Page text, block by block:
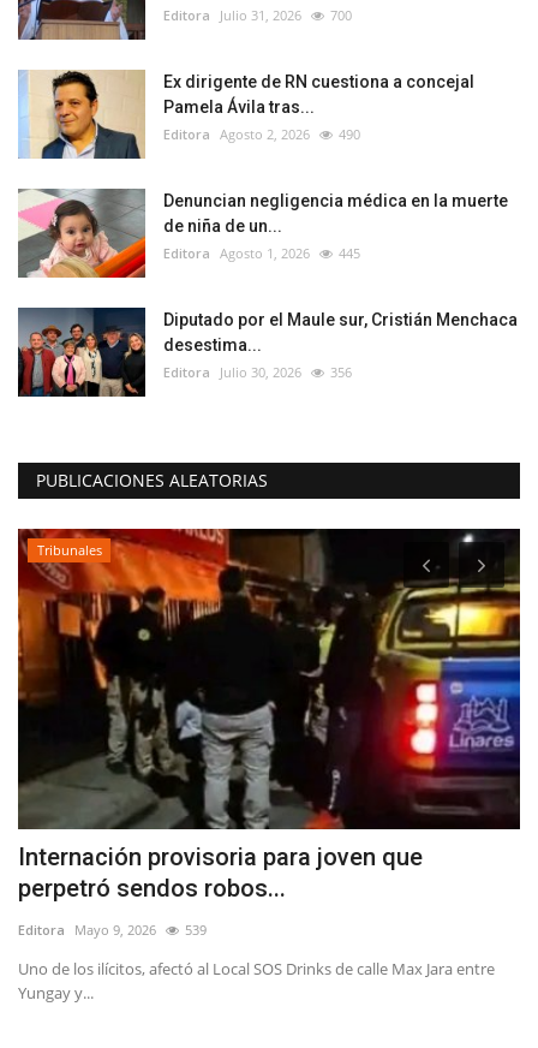
Editora Julio 31, 2026 700
Ex dirigente de RN cuestiona a concejal
Pamela Ávila tras...
Editora Agosto 2, 2026 490
Denuncian negligencia médica en la muerte
de niña de un...
Editora Agosto 1, 2026 445
Diputado por el Maule sur, Cristián Menchaca
desestima...
Editora Julio 30, 2026 356
PUBLICACIONES ALEATORIAS
Tribunales
Internación provisoria para joven que
perpetró sendos robos...
Editora Mayo 9, 2026 539
Uno de los ilícitos, afectó al Local SOS Drinks de calle Max Jara entre
Yungay y...